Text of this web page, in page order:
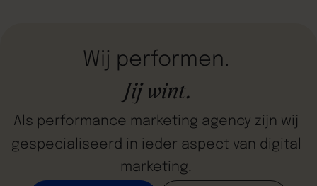
Wij performen.
Jij wint.
Als performance marketing agency zijn wij
gespecialiseerd in ieder aspect van digital
marketing.